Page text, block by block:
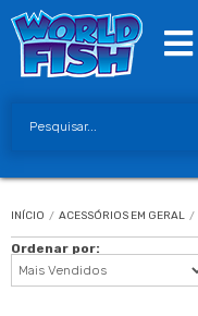
INÍCIO / ACESSÓRIOS EM GERAL /
Ordenar por: